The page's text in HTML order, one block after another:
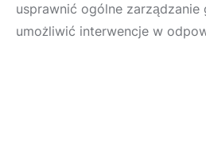
usprawnić ogólne zarządzanie
umożliwić interwencje w